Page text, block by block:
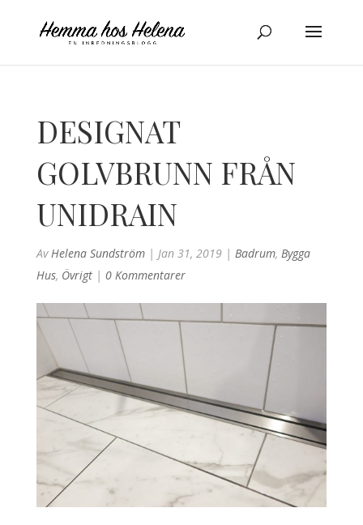
DESIGNAT
GOLVBRUNN FRÅN
UNIDRAIN
AvHelena Sundström| Jan 31, 2019| Badrum, Bygga
Hus, Övrigt| 0 Kommentarer